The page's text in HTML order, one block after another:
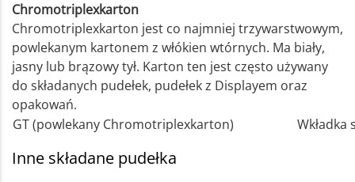
Chromotriplexkarton
Chromotriplexkarton jest co najmniej trzywarstwowym,
powlekanym kartonem z włókien wtórnych. Ma biały,
jasny lub brązowy tył. Karton ten jest często używany
do składanych pudełek, pudełek z Displayem oraz
opakowań.
GT (powlekany Chromotriplexkarton)
Wkładka
Inne składane pudełka